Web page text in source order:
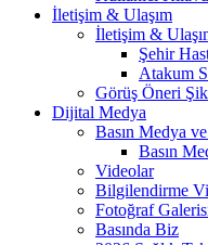
İletişim & Ulaşım
İletişim &
Şehir
Atakum
Görüş Öneri
Dijital Medya
Basın Medya
Basın
Videolar
Bilgilendirme
Fotoğraf
Basında Biz